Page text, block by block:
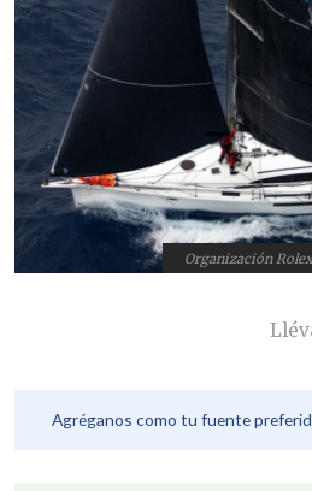
Organización
Agréganos como tu fuente